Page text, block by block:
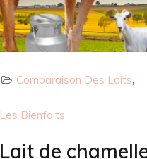
Comparaison Des Laits
Les Bienfaits
Lait de